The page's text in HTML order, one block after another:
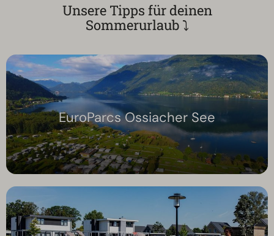
Unsere Tipps für deinen
Sommerurlaub ⤵︎
EuroParcs Ossiacher See